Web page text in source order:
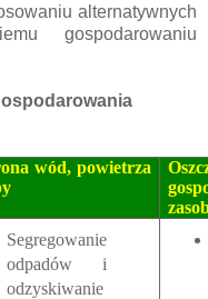
alternatywnych
gospodarowaniu
wód, powietrza
Segregowanie
odpadów i
odzyskiwanie